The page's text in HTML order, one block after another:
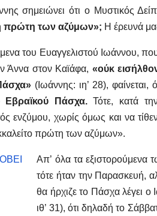
σημειώνει ότι ο Μυστικός
πρώτη των αζύμων»; Η έρευνά
του Ευαγγελιστού Ιωάννου,
Άννα στον Καϊάφα, «ούκ
(Ιωάννης: ιη’ 28), φαίνεται,
Εβραϊκού Πάσχα.Τότε, κατά
ενζύμου, χωρίς όμως και να
πρώτη των αζύμων».
Απ’ όλα τα εξιστορούμενα
τότε ήταν την Παρασκευή,
θα ήρχιζε το Πάσχα λέγει
ιθ’ 31), ότι δηλαδή το